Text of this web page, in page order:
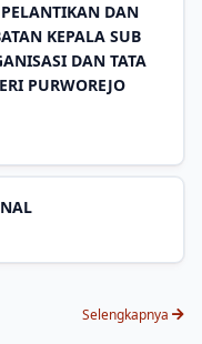
DAN
KEPALA SUB
DAN TATA
PURWOREJO
Selengkapnya